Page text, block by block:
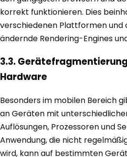
korrekt funktionieren. Dies
verschiedenen Plattformen und
ändernde Rendering-Engines
3.3.
Hardware
Besonders im mobilen Bereich
an Geräten mit
Auflösungen, Prozessoren und
Anwendung, die nicht
wird, kann auf bestimmten